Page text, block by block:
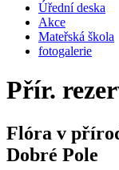
Úřední deska
Akce
Mateřská škola
fotogalerie
Přír.
Flóra v
Dobré Pole